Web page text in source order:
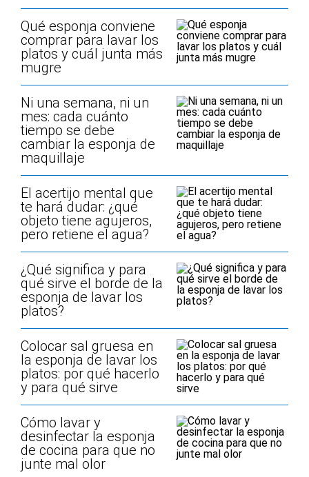
Qué esponja conviene
comprar para lavar los
platos y cuál junta más
mugre
Ni una semana, ni un
mes: cada cuánto
tiempo se debe
cambiar la esponja de
maquillaje
El acertijo mental que
te hará dudar: ¿qué
objeto tiene agujeros,
pero retiene el agua?
¿Qué significa y para
qué sirve el borde de la
esponja de lavar los
platos?
Colocar sal gruesa en
la esponja de lavar los
platos: por qué hacerlo
y para qué sirve
Cómo lavar y
desinfectar la esponja
de cocina para que no
junte mal olor